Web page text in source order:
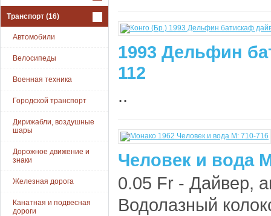
Транспорт (16)
Автомобили
Велосипеды
Военная техника
Городской транспорт
Дирижабли, воздушные
шары
Дорожное движение и
знаки
Железная дорога
Канатная и подвесная
дороги
1993 Дельфин
112
..
Человек и вода
0.05 Fr - Дайвер,
Водолазный